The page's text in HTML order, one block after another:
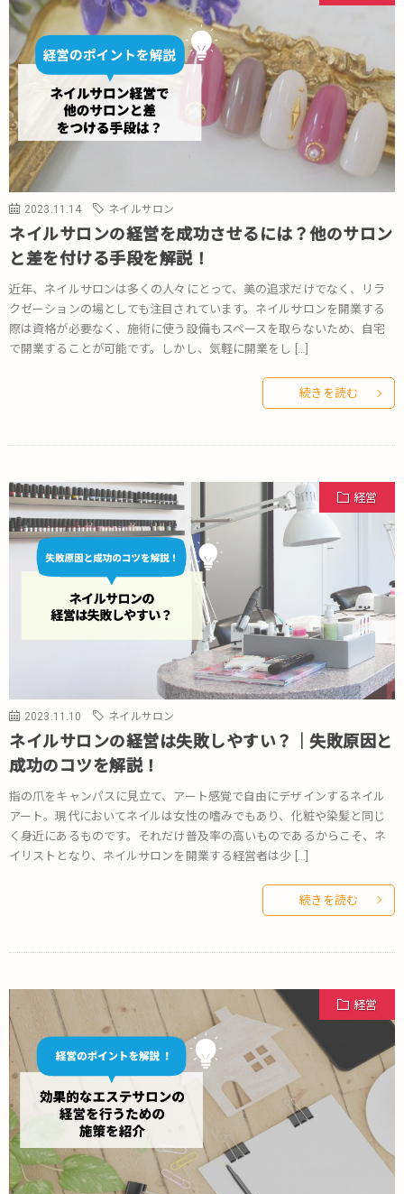
2023.11.14 ネイルサロン
ネイルサロンの経営を成功させるには？他のサロン
と差を付ける手段を解説！
近年、ネイルサロンは多くの人々にとって、美の追求だけでなく、リラ
クゼーションの場としても注目されています。ネイルサロンを開業する
際は資格が必要なく、施術に使う設備もスペースを取らないため、自宅
で開業することが可能です。しかし、気軽に開業をし […]
続きを読む
経営
2023.11.10 ネイルサロン
ネイルサロンの経営は失敗しやすい？｜失敗原因と
成功のコツを解説！
指の爪をキャンパスに見立て、アート感覚で自由にデザインするネイル
アート。現代においてネイルは女性の嗜みでもあり、化粧や染髪と同じ
く身近にあるものです。それだけ普及率の高いものであるからこそ、ネ
イリストとなり、ネイルサロンを開業する経営者は少 […]
続きを読む
経営